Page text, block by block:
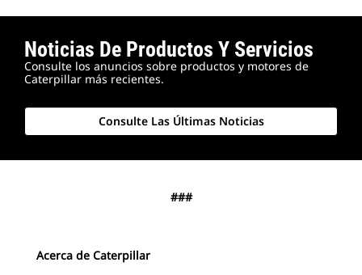
Noticias De Productos Y Servicios
Consulte los anuncios sobre productos y motores de
Caterpillar más recientes.
Consulte Las Últimas Noticias
###
Acerca de Caterpillar